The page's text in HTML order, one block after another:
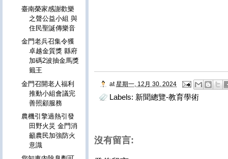
at 星期一, 12月 30, 2024
Labels: 新聞總覽-教育學術
沒有留言:
臺南榮家感謝歡樂
之聲公益小組 與
住民聖誕傳樂音
金門老兵召集令獲
卓越金質獎 縣府
加碼2波抽金馬獎
籤王
金門召開老人福利
推動小組會議完
善照顧服務
農機引擎過熱引發
田野火災 金門消
籲農民加強防火
意識